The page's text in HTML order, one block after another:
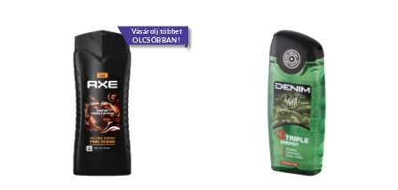
Vásárolj többet
OLCSÓBBAN!